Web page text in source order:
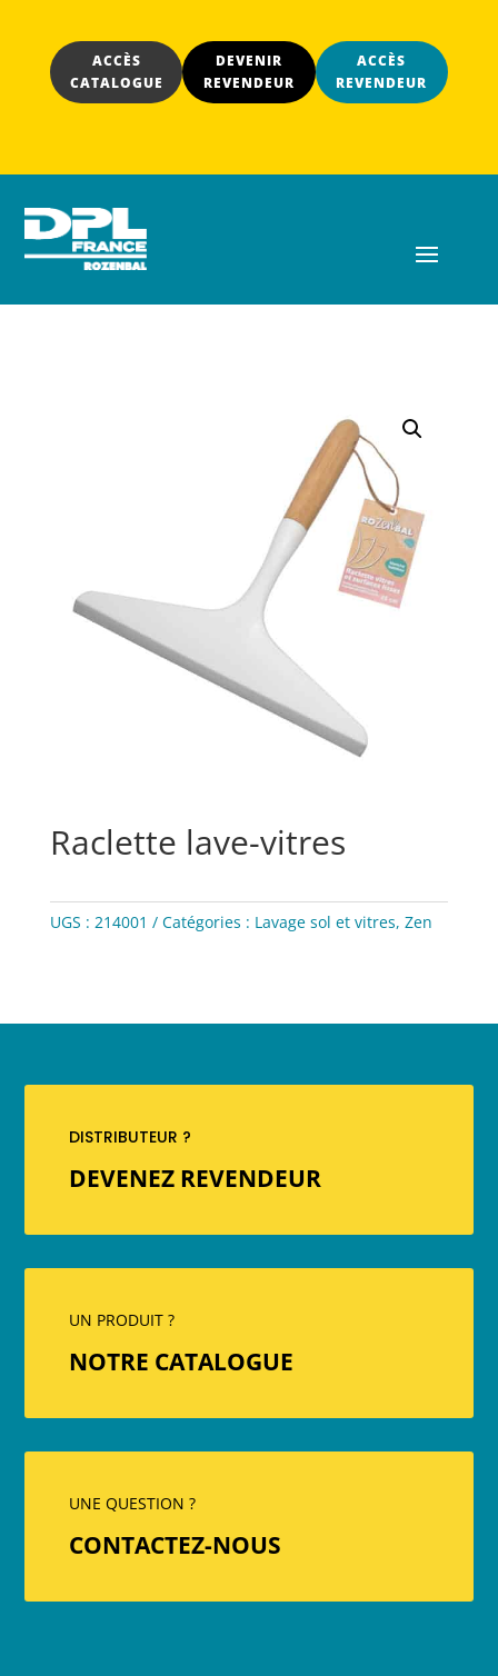
ACCÈS
CATALOGUE
DEVENIR
REVENDEUR
ACCÈS
REVENDEUR
Raclette lave-vitres
UGS : 214001 Catégories : Lavage sol et vitres, Zen
DISTRIBUTEUR ?
DEVENEZ REVENDEUR
UN PRODUIT ?
NOTRE CATALOGUE
UNE QUESTION ?
CONTACTEZ-NOUS